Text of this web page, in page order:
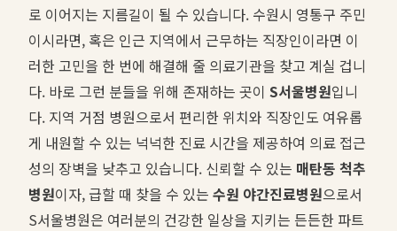
로 이어지는 지름길이 될 수 있습니다. 수원시 영통구 주민
이시라면, 혹은 인근 지역에서 근무하는 직장인이라면 이
러한 고민을 한 번에 해결해 줄 의료기관을 찾고 계실 겁니
다. 바로 그런 분들을 위해 존재하는 곳이 S서울병원입니
다. 지역 거점 병원으로서 편리한 위치와 직장인도 여유롭
게 내원할 수 있는 넉넉한 진료 시간을 제공하여 의료 접근
성의 장벽을 낮추고 있습니다. 신뢰할 수 있는 매탄동 척추
병원이자, 급할 때 찾을 수 있는 수원 야간진료병원으로서
S서울병원은 여러분의 건강한 일상을 지키는 든든한 파트